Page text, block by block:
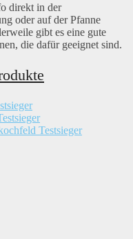
direkt in der
oder auf der Pfanne
gibt es eine gute
die dafür geeignet sind.
Testsieger